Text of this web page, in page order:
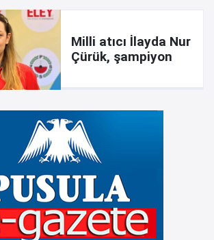
Milli atıcı İlayda Nur
Çürük, şampiyon